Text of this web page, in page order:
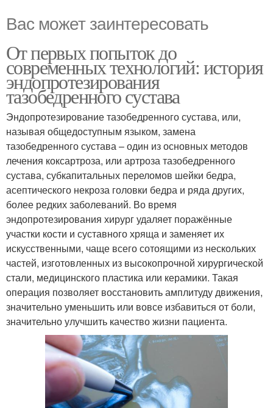
Вас может заинтересовать
От первых попыток до
современных технологий: история
эндопротезирования
тазобедренного сустава
Эндопротезирование тазобедренного сустава, или,
называя общедоступным языком, замена
тазобедренного сустава – один из основных методов
лечения коксартроза, или артроза тазобедренного
сустава, субкапитальных переломов шейки бедра,
асептического некроза головки бедра и ряда других,
более редких заболеваний. Во время
эндопротезирования хирург удаляет поражённые
участки кости и суставного хряща и заменяет их
искусственными, чаще всего сотоящими из нескольких
частей, изготовленных из высокопрочной хирургической
стали, медицинского пластика или керамики. Такая
операция позволяет восстановить амплитуду движения,
значительно уменьшить или вовсе избавиться от боли,
значительно улучшить качество жизни пациента.